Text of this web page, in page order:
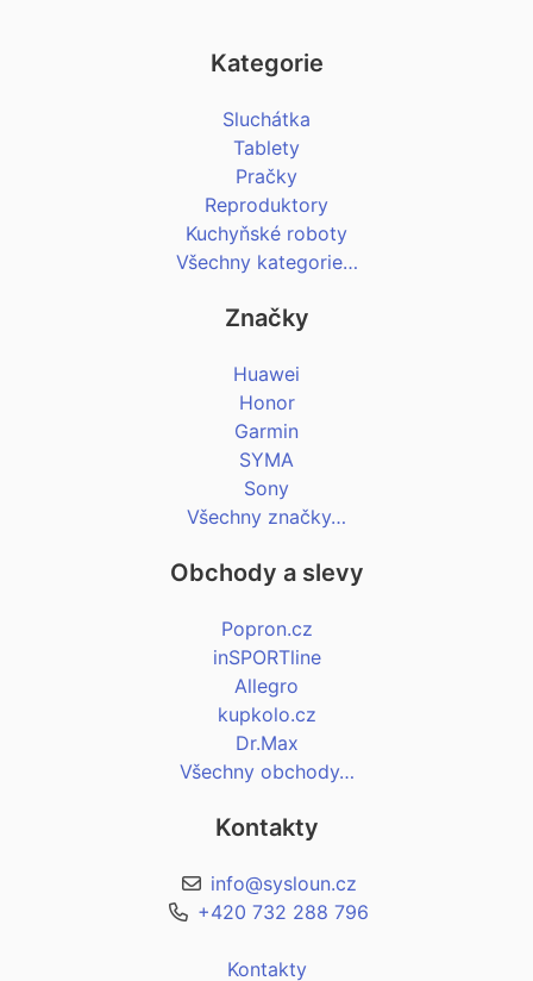
Kategorie
Sluchátka
Tablety
Pračky
Reproduktory
Kuchyňské roboty
Všechny kategorie…
Značky
Huawei
Honor
Garmin
SYMA
Sony
Všechny značky…
Obchody a slevy
Popron.cz
inSPORTline
Allegro
kupkolo.cz
Dr.Max
Všechny obchody…
Kontakty
info@sysloun.cz
+420 732 288 796
Kontakty